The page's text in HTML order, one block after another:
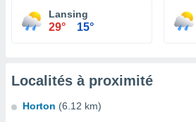
Lansing
29° 15°
Localités à proximité
Horton (6.12 km)